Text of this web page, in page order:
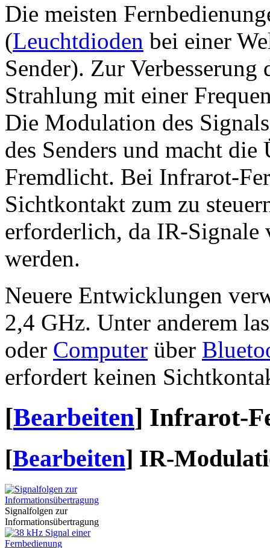
Die meisten
(Leuchtdioden bei einer
Sender). Zur
Strahlung mit einer
Die Modulation des
des Senders und macht
Fremdlicht. Bei Infrarot-
Sichtkontakt zum zu
erforderlich, da IR-
werden.
Neuere Entwicklungen
2,4 GHz. Unter anderem
oder Computer über
erfordert keinen
[Bearbeiten] Infrarot-
[Bearbeiten] IR-
Signalfolgen zur
Informationsübertragung